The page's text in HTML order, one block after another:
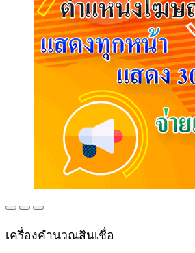
เครื่องคำนวณสินเชื่อ